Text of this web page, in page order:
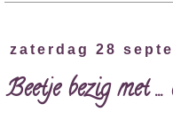
zaterdag 28
Beetje bezig met